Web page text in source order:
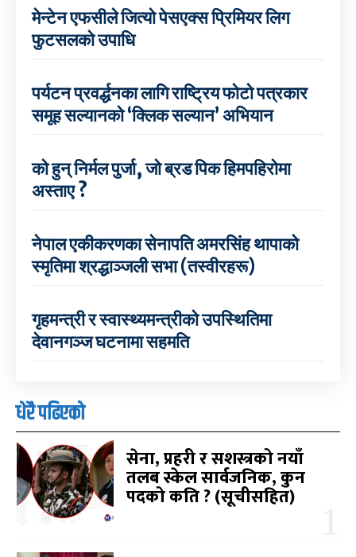
मेन्टेन एफसीले जित्यो पेसएक्स प्रिमियर लिग
फुटसलको उपाधि
पर्यटन प्रवर्द्धनका लागि राष्ट्रिय फोटो पत्रकार
समूह सल्यानको ‘क्लिक सल्यान’ अभियान
को हुन् निर्मल पुर्जा, जो ब्रड पिक हिमपहिरोमा
अस्ताए ?
नेपाल एकीकरणका सेनापति अमरसिंह थापाको
स्मृतिमा श्रद्धाञ्जली सभा (तस्वीरहरू)
गृहमन्त्री र स्वास्थ्यमन्त्रीको उपस्थितिमा
देवानगञ्ज घटनामा सहमति
धेरै पढिएको
सेना, प्रहरी र सशस्त्रको नयाँ
तलब स्केल सार्वजनिक, कुन
पदको कति ? (सूचीसहित)